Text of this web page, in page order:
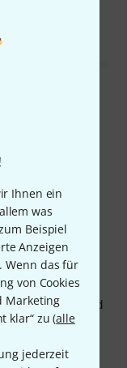
Ihnen ein
was
Beispiel
Anzeigen
Wenn das für
von Cookies
Marketing
klar“ zu (alle
jederzeit
ich die
konnte … und
dunklen und
intensiver
erzielen.